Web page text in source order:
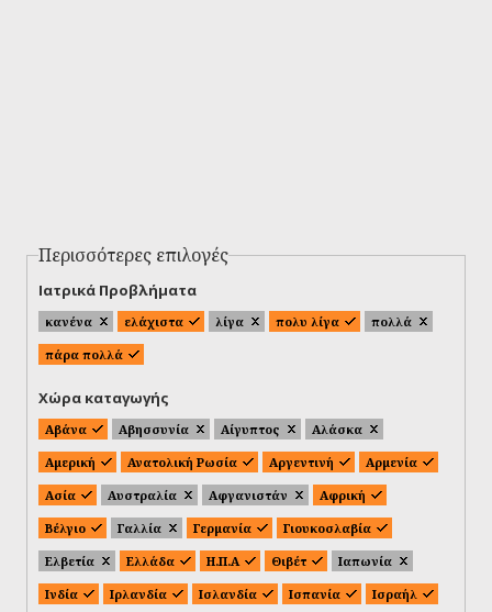
Περισσότερες επιλογές
Ιατρικά Προβλήματα
κανένα ελάχιστα λίγα πολυ λίγα
πολλά
πάρα πολλά
Χώρα καταγωγής
Αβάνα Αβησσυνία Αίγυπτος
Αλάσκα
Αμερική
Ανατολική Ρωσία Αργεντινή
Αρμενία
Ασία
Αυστραλία Αφγανιστάν
Αφρική
Βέλγιο
Γαλλία Γερμανία
Γιουκοσλαβία
Ελβετία
Ελλάδα Η.Π.Α Θιβέτ
Ιαπωνία
Ινδία
Ιρλανδία Ισλανδία Ισπανία
Ισραήλ